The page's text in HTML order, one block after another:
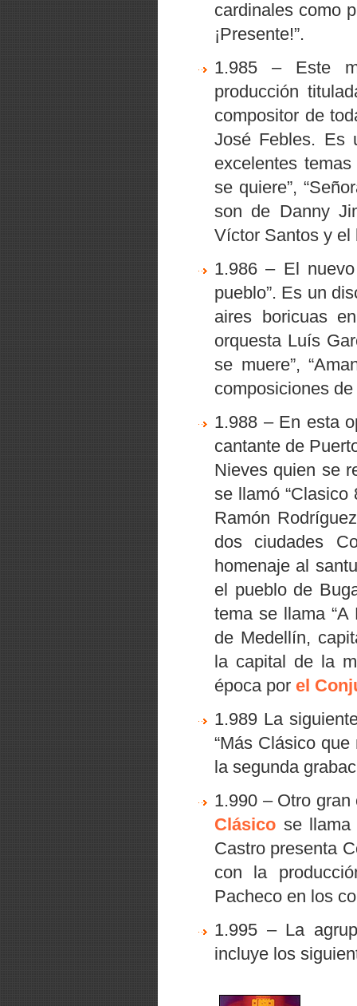
cardinales como
¡Presente!”.
1.985 – Este
producción
compositor de
José Febles. Es
excelentes
se quiere”,
son de Danny
Víctor Santos y el
1.986 – El
pueblo”. Es un
aires boricuas
orquesta Luís
se muere”,
composiciones
1.988 – En esta
cantante de
Nieves quien se
se llamó “Clasico
Ramón
dos ciudades
homenaje al
el pueblo de
tema se llama“A
de Medellín,
la capital de la
época por el
1.989 La
“Más Clásico que
la segunda
1.990 – Otro
Clásico se
Castro presenta
con la
Pacheco en los
1.995 – La
incluye los